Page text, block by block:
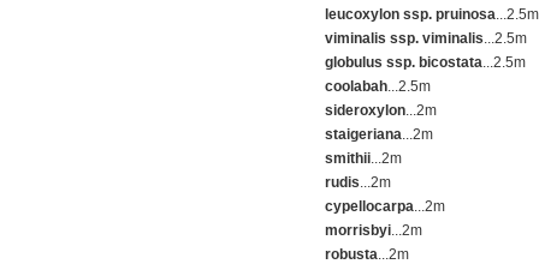
leucoxylon ssp. pruinosa...2.5m
viminalis ssp. viminalis...2.5m
globulus ssp. bicostata...2.5m
coolabah...2.5m
sideroxylon...2m
staigeriana...2m
smithii...2m
rudis...2m
cypellocarpa...2m
morrisbyi...2m
robusta...2m